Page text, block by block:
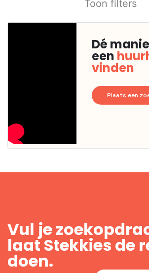
Toon filters
Dé
een
vinden
Plaats een
Vul je
laat Stekkies de
doen.